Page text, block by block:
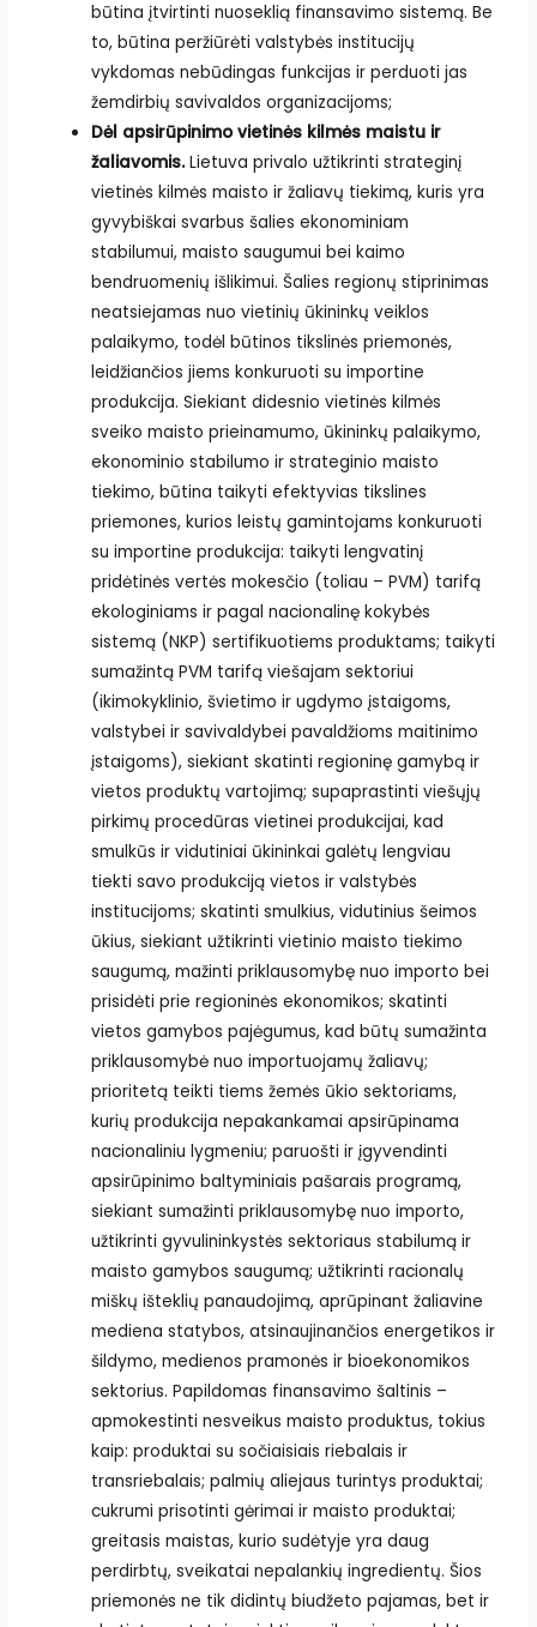
būtina įtvirtinti nuoseklią finansavimo sistemą. Be
to, būtina peržiūrėti valstybės institucijų
vykdomas nebūdingas funkcijas ir perduoti jas
žemdirbių savivaldos organizacijoms;
Dėl apsirūpinimo vietinės kilmės maistu ir
žaliavomis.Lietuva privalo užtikrinti strateginį
vietinės kilmės maisto ir žaliavų tiekimą, kuris yra
gyvybiškai svarbus šalies ekonominiam
stabilumui, maisto saugumui bei kaimo
bendruomenių išlikimui. Šalies regionų stiprinimas
neatsiejamas nuo vietinių ūkininkų veiklos
palaikymo, todėl būtinos tikslinės priemonės,
leidžiančios jiems konkuruoti su importine
produkcija. Siekiant didesnio vietinės kilmės
sveiko maisto prieinamumo, ūkininkų palaikymo,
ekonominio stabilumo ir strateginio maisto
tiekimo, būtina taikyti efektyvias tikslines
priemones, kurios leistų gamintojams konkuruoti
su importine produkcija: taikyti lengvatinį
pridėtinės vertės mokesčio (toliau – PVM) tarifą
ekologiniams ir pagal nacionalinę kokybės
sistemą (NKP) sertifikuotiems produktams; taikyti
sumažintą PVM tarifą viešajam sektoriui
(ikimokyklinio, švietimo ir ugdymo įstaigoms,
valstybei ir savivaldybei pavaldžioms maitinimo
įstaigoms), siekiant skatinti regioninę gamybą ir
vietos produktų vartojimą; supaprastinti viešųjų
pirkimų procedūras vietinei produkcijai, kad
smulkūs ir vidutiniai ūkininkai galėtų lengviau
tiekti savo produkciją vietos ir valstybės
institucijoms; skatinti smulkius, vidutinius šeimos
ūkius, siekiant užtikrinti vietinio maisto tiekimo
saugumą, mažinti priklausomybę nuo importo bei
prisidėti prie regioninės ekonomikos; skatinti
vietos gamybos pajėgumus, kad būtų sumažinta
priklausomybė nuo importuojamų žaliavų;
prioritetą teikti tiems žemės ūkio sektoriams,
kurių produkcija nepakankamai apsirūpinama
nacionaliniu lygmeniu; paruošti ir įgyvendinti
apsirūpinimo baltyminiais pašarais programą,
siekiant sumažinti priklausomybę nuo importo,
užtikrinti gyvulininkystės sektoriaus stabilumą ir
maisto gamybos saugumą; užtikrinti racionalų
miškų išteklių panaudojimą, aprūpinant žaliavine
mediena statybos, atsinaujinančios energetikos ir
šildymo, medienos pramonės ir bioekonomikos
sektorius. Papildomas finansavimo šaltinis –
apmokestinti nesveikus maisto produktus, tokius
kaip: produktai su sočiaisiais riebalais ir
transriebalais; palmių aliejaus turintys produktai;
cukrumi prisotinti gėrimai ir maisto produktai;
greitasis maistas, kurio sudėtyje yra daug
perdirbtų, sveikatai nepalankių ingredientų. Šios
priemonės ne tik didintų biudžeto pajamas, bet ir